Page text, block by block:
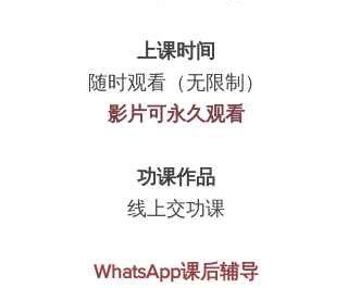
​上课时间
随时观看（无限制）
影片可永久观看
​功课作品
线上交功课
WhatsApp课后辅导